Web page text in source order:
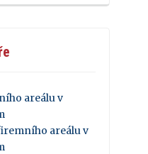
areálu v
areálu v